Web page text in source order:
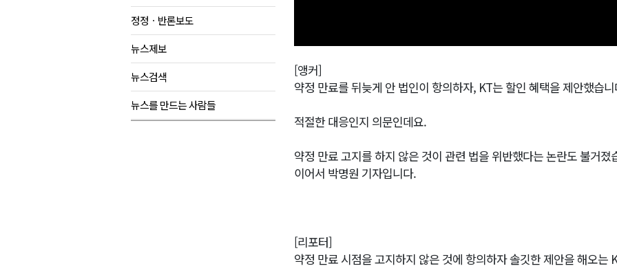
정정ㆍ반론보도
뉴스제보
뉴스검색
뉴스를 만드는 사람들
[앵커]
약정 만료를 뒤늦게 안 법인이 항의하자, KT는 할인 혜택을 제안했습
적절한 대응인지 의문인데요.
약정 만료 고지를 하지 않은 것이 관련 법을 위반했다는 논란도 불거졌
이어서 박명원 기자입니다.
[리포터]
약정 만료 시점을 고지하지 않은 것에 항의하자 솔깃한 제안을 해오는